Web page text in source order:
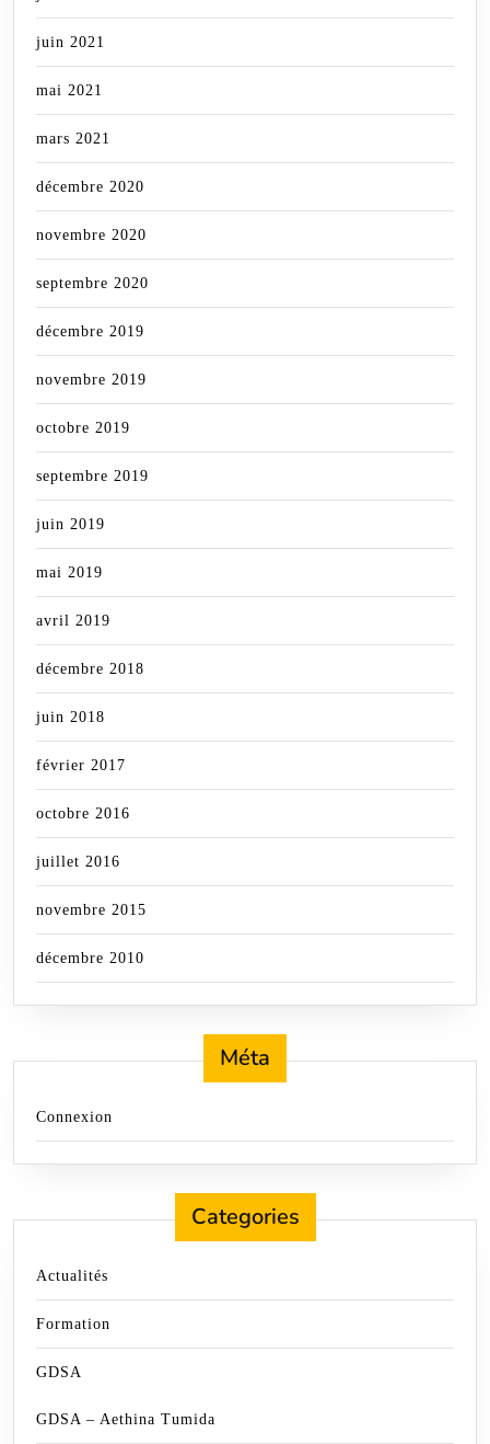
juin 2021
mai 2021
mars 2021
décembre 2020
novembre 2020
septembre 2020
décembre 2019
novembre 2019
octobre 2019
septembre 2019
juin 2019
mai 2019
avril 2019
décembre 2018
juin 2018
février 2017
octobre 2016
juillet 2016
novembre 2015
décembre 2010
Méta
Connexion
Categories
Actualités
Formation
GDSA
GDSA – Aethina Tumida